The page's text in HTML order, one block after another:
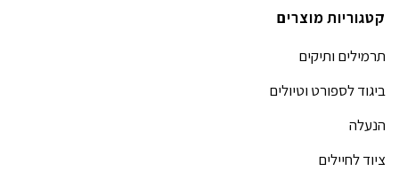
קטגוריות מוצרים
תרמילים ותיקים
ביגוד לספורט וטיולים
הנעלה
ציוד לחיילים